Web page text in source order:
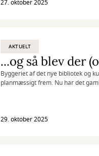
27. oktober 2025
AKTUELT
...og så blev der
Byggeriet af det nye bibliotek og
planmæssigt frem. Nu har det
29. oktober 2025